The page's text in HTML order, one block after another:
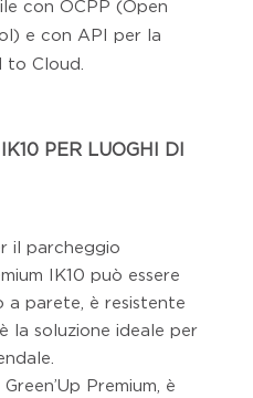
con OCPP (Open
e con API per la
to Cloud.
PER LUOGHI DI
il parcheggio
IK10 può essere
a parete, è resistente
la soluzione ideale per
Premium, è